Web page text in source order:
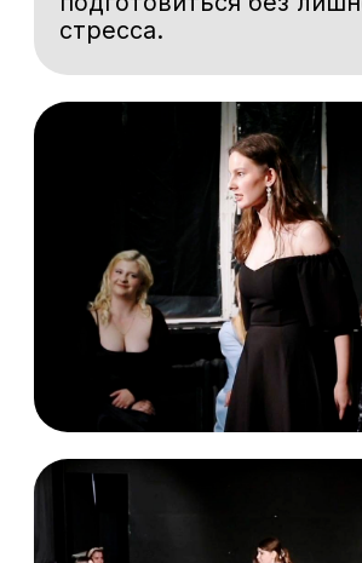
Студентам
Выпускникам
Центр карьеры
Новости
Наука
Пресса
Проекты
Театр
Контакты
ИНСТИТУТ
Руководство
Ученый совет
Сведения
Факультеты
Кафедры
Мастерские
© 2012 - 2026. Московский институт
театрального искусства им.
народного артиста СССР
И. Д. Кобзона